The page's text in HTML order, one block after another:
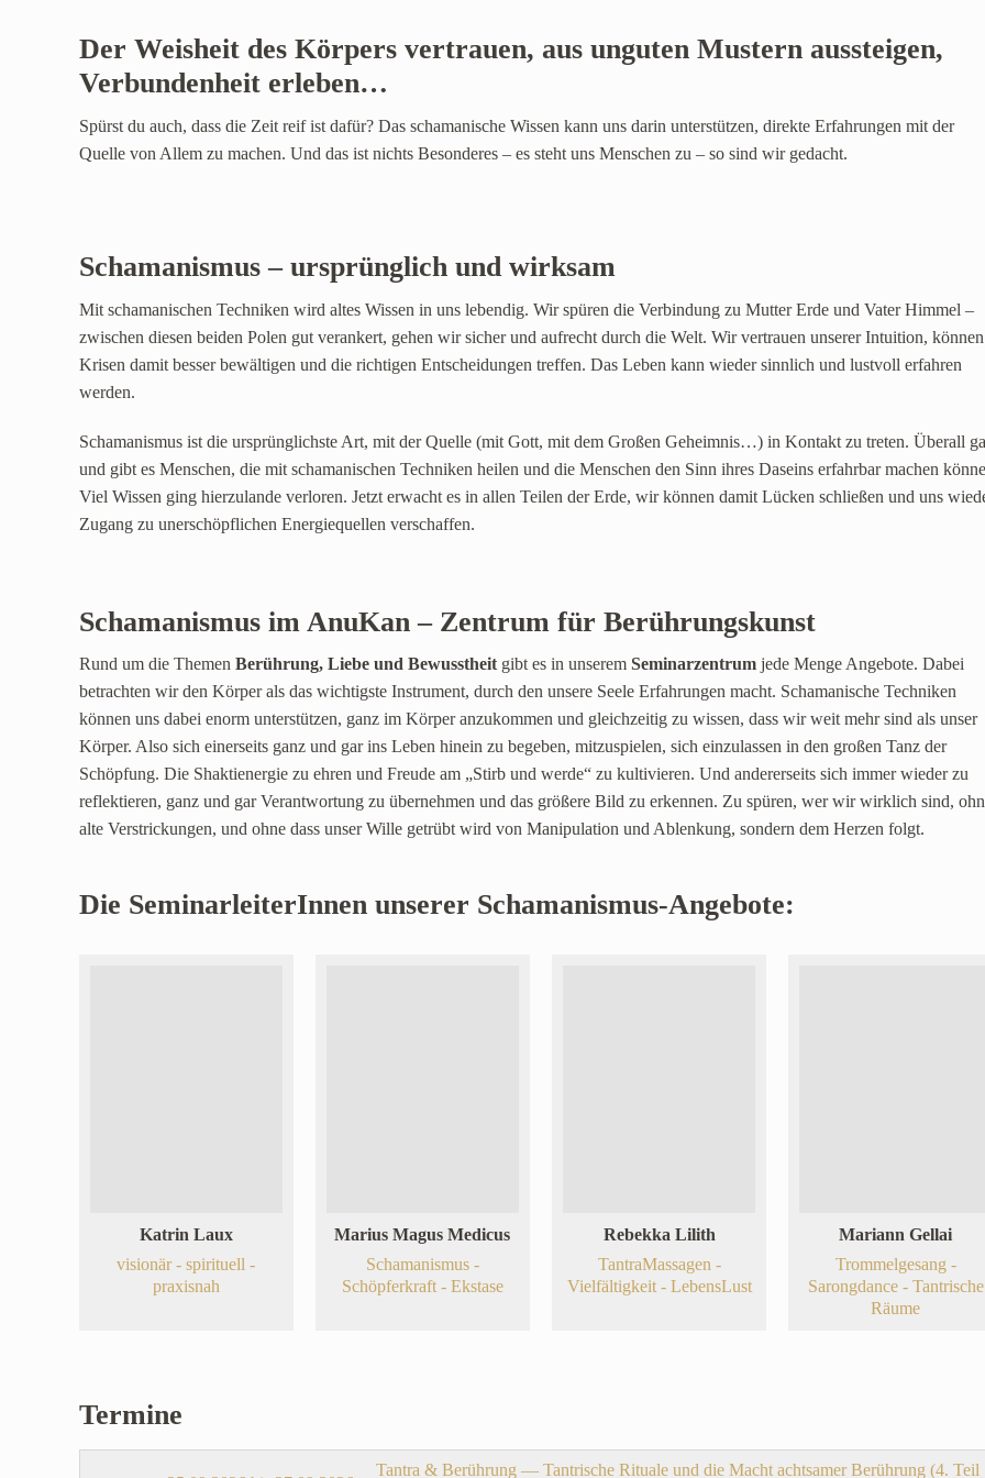
Der Weisheit des Körpers vertrauen, aus unguten Mustern aussteigen,
Verbundenheit erleben…
Spürst du auch, dass die Zeit reif ist dafür? Das schamanische Wissen kann uns darin unterstützen, direkte Erfahrungen mit der
Quelle von Allem zu machen. Und das ist nichts Besonderes – es steht uns Menschen zu – so sind wir gedacht.
Schamanismus – ursprünglich und wirksam
Mit schamanischen Techniken wird altes Wissen in uns lebendig. Wir spüren die Verbindung zu Mutter Erde und Vater Himmel –
zwischen diesen beiden Polen gut verankert, gehen wir sicher und aufrecht durch die Welt. Wir vertrauen unserer Intuition, können
Krisen damit besser bewältigen und die richtigen Entscheidungen treffen. Das Leben kann wieder sinnlich und lustvoll erfahren
werden.
Schamanismus ist die ursprünglichste Art, mit der Quelle (mit Gott, mit dem Großen Geheimnis…) in Kontakt zu treten. Überall
und gibt es Menschen, die mit schamanischen Techniken heilen und die Menschen den Sinn ihres Daseins erfahrbar machen
Viel Wissen ging hierzulande verloren. Jetzt erwacht es in allen Teilen der Erde, wir können damit Lücken schließen und uns
Zugang zu unerschöpflichen Energiequellen verschaffen.
Schamanismus im AnuKan – Zentrum für Berührungskunst
Rund um die Themen Berührung, Liebe und Bewusstheitgibt es in unserem Seminarzentrumjede Menge Angebote. Dabei
betrachten wir den Körper als das wichtigste Instrument, durch den unsere Seele Erfahrungen macht. Schamanische Techniken
können uns dabei enorm unterstützen, ganz im Körper anzukommen und gleichzeitig zu wissen, dass wir weit mehr sind als unser
Körper. Also sich einerseits ganz und gar ins Leben hinein zu begeben, mitzuspielen, sich einzulassen in den großen Tanz der
Schöpfung. Die Shaktienergie zu ehren und Freude am „Stirb und werde“ zu kultivieren. Und andererseits sich immer wieder zu
reflektieren, ganz und gar Verantwortung zu übernehmen und das größere Bild zu erkennen. Zu spüren, wer wir wirklich sind,
alte Verstrickungen, und ohne dass unser Wille getrübt wird von Manipulation und Ablenkung, sondern dem Herzen folgt.
Die SeminarleiterInnen unserer Schamanismus-Angebote:
Katrin Laux
visionär - spirituell -
praxisnah
Marius Magus Medicus
Schamanismus -
Schöpferkraft - Ekstase
Rebekka Lilith
TantraMassagen -
Vielfältigkeit - LebensLust
Mariann Gellai
Trommelgesang -
Sarongdance - Tantrische
Räume
Termine
Tantra & Berührung — Tantrische Rituale und die Macht achtsamer Berührung (4. Teil